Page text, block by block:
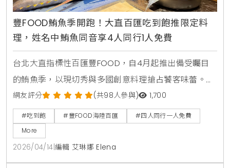
豐FOOD鮪魚季開跑！大直百匯吃到飽推限定料
理，姓名中鮪魚同音享4人同行1人免費
台北大直指標性百匯豐FOOD，自4月起推出備受矚目
的鮪魚季，以現切秀與多國創意料理搶占饕客味蕾。
KiraKacha去啦！創辦人梁翔渝表示，隨著餐飲市場分
眾化，主題性的季節料理結合視覺互動體驗，已成為消
費者選擇百匯的關鍵考量，這不僅提升了餐飲的趣味
性，更能透過專業技藝展示，確立品牌在海味料理上的
職人權威。
網友評分 (共98人參與) 1,700
#吃到飽 #豐FOOD海陸百匯
#四人同行一人免費
More
2026/04/14 編輯 艾琳娜 Elena